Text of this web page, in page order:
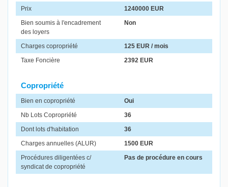
Prix
1240000 EUR
Bien soumis à l'encadrement
des loyers
Non
Charges copropriété
125 EUR / mois
Taxe Foncière
2392 EUR
Copropriété
Bien en copropriété
Oui
Nb Lots Copropriété
36
Dont lots d'habitation
36
Charges annuelles (ALUR)
1500 EUR
Procédures diligentées c/
syndicat de copropriété
Pas de procédure en cours